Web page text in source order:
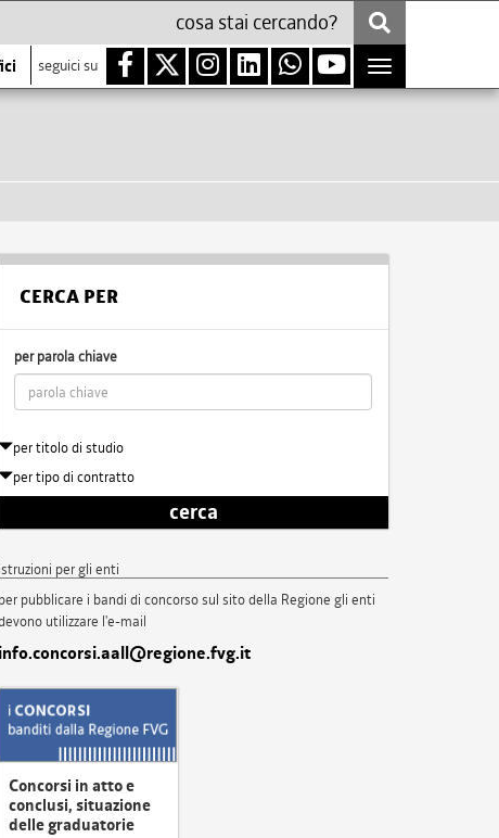
seguici su
Toggle
navigation
CERCA PER
per parola chiave
per titolo di studio
per tipo di contratto
cerca
istruzioni per gli enti
per pubblicare i bandi di concorso sul sito della Regione gli enti
utilizzare l'e-mail
info.concorsi.aall@regione.fvg.it
Concorsi in atto e
conclusi, situazione
delle graduatorie